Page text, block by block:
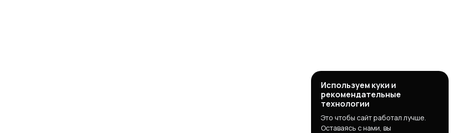
Используем куки и
рекомендательные
технологии
Это чтобы сайт работал лучше.
Оставаясь с нами, вы